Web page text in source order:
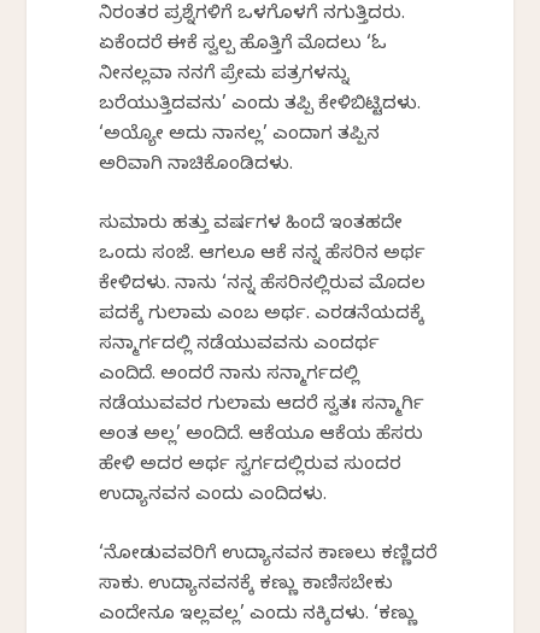
ನಿರಂತರ ಪ್ರಶ್ನೆಗಳಿಗೆ ಒಳಗೊಳಗೆ ನಗುತ್ತಿದ್ದರು.
ಏಕೆಂದರೆ ಈಕೆ ಸ್ವಲ್ಪ ಹೊತ್ತಿಗೆ ಮೊದಲು ‘ಓ
ನೀನಲ್ಲವಾ ನನಗೆ ಪ್ರೇಮ ಪತ್ರಗಳನ್ನು
ಬರೆಯುತ್ತಿದ್ದವನು’ ಎಂದು ತಪ್ಪಿ ಕೇಳಿಬಿಟ್ಟಿದ್ದಳು.
‘ಅಯ್ಯೋ ಅದು ನಾನಲ್ಲ’ ಎಂದಾಗ ತಪ್ಪಿನ
ಅರಿವಾಗಿ ನಾಚಿಕೊಂಡಿದ್ದಳು.
ಸುಮಾರು ಹತ್ತು ವರ್ಷಗಳ ಹಿಂದೆ ಇಂತಹದೇ
ಒಂದು ಸಂಜೆ. ಆಗಲೂ ಆಕೆ ನನ್ನ ಹೆಸರಿನ ಅರ್ಥ
ಕೇಳಿದ್ದಳು. ನಾನು ‘ನನ್ನ ಹೆಸರಿನಲ್ಲಿರುವ ಮೊದಲ
ಪದಕ್ಕೆ ಗುಲಾಮ ಎಂಬ ಅರ್ಥ. ಎರಡನೆಯದಕ್ಕೆ
ಸನ್ಮಾರ್ಗದಲ್ಲಿ ನಡೆಯುವವನು ಎಂದರ್ಥ
ಎಂದಿದ್ದೆ. ಅಂದರೆ ನಾನು ಸನ್ಮಾರ್ಗದಲ್ಲಿ
ನಡೆಯುವವರ ಗುಲಾಮ ಆದರೆ ಸ್ವತಃ ಸನ್ಮಾರ್ಗಿ
ಅಂತ ಅಲ್ಲ’ ಅಂದಿದ್ದೆ. ಆಕೆಯೂ ಆಕೆಯ ಹೆಸರು
ಹೇಳಿ ಅದರ ಅರ್ಥ ಸ್ವರ್ಗದಲ್ಲಿರುವ ಸುಂದರ
ಉದ್ಯಾನವನ ಎಂದು ಎಂದಿದ್ದಳು.
‘ನೋಡುವವರಿಗೆ ಉದ್ಯಾನವನ ಕಾಣಲು ಕಣ್ಣಿದ್ದರೆ
ಸಾಕು. ಉದ್ಯಾನವನಕ್ಕೆ ಕಣ್ಣು ಕಾಣಿಸಬೇಕು
ಎಂದೇನೂ ಇಲ್ಲವಲ್ಲ’ ಎಂದು ನಕ್ಕಿದ್ದಳು. ‘ಕಣ್ಣು